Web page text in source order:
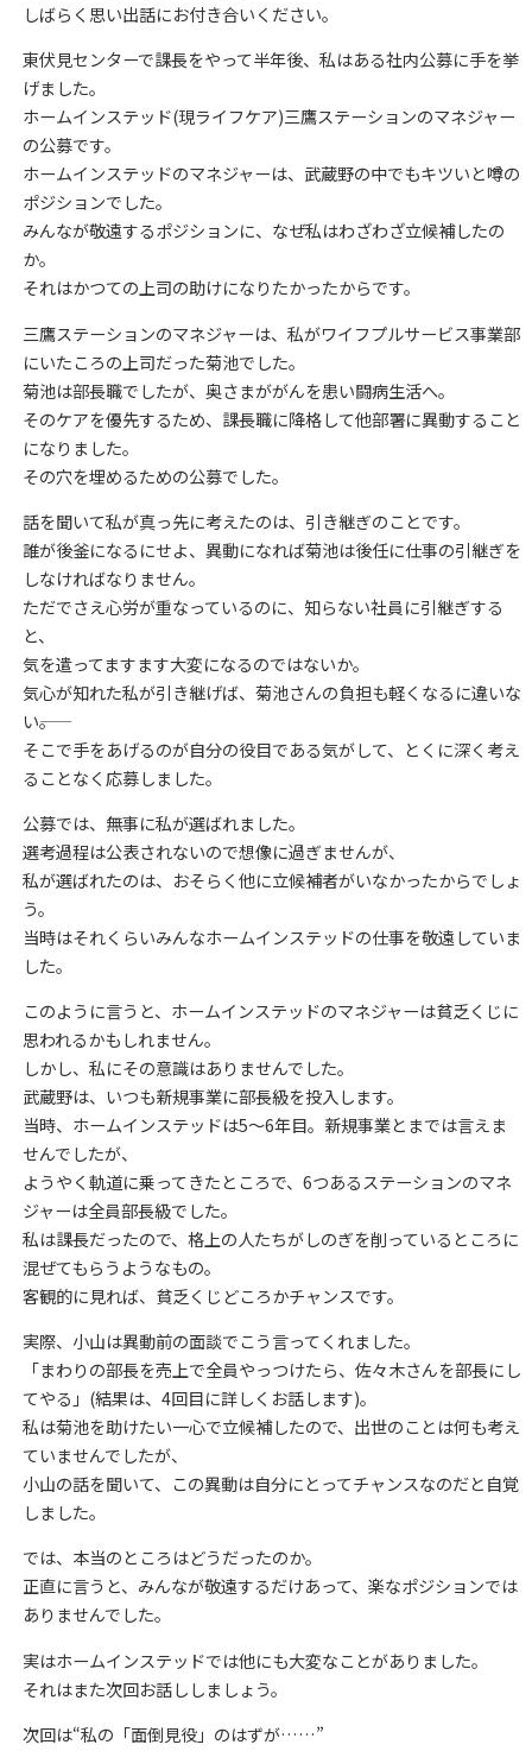
しばらく思い出話にお付き合いください。
東伏見センターで課長をやって半年後、私はある社内公募に手を挙
げました。
ホームインステッド(現ライフケア)三鷹ステーションのマネジャー
の公募です。
ホームインステッドのマネジャーは、武蔵野の中でもキツいと噂の
ポジションでした。
みんなが敬遠するポジションに、なぜ私はわざわざ立候補したの
か。
それはかつての上司の助けになりたかったからです。
三鷹ステーションのマネジャーは、私がワイフプルサービス事業部
にいたころの上司だった菊池でした。
菊池は部長職でしたが、奥さまががんを患い闘病生活へ。
そのケアを優先するため、課長職に降格して他部署に異動すること
になりました。
その穴を埋めるための公募でした。
話を聞いて私が真っ先に考えたのは、引き継ぎのことです。
誰が後釜になるにせよ、異動になれば菊池は後任に仕事の引継ぎを
しなければなりません。
ただでさえ心労が重なっているのに、知らない社員に引継ぎする
と、
気を遣ってますます大変になるのではないか。
気心が知れた私が引き継げば、菊池さんの負担も軽くなるに違いな
い――。
そこで手をあげるのが自分の役目である気がして、とくに深く考え
ることなく応募しました。
公募では、無事に私が選ばれました。
選考過程は公表されないので想像に過ぎませんが、
私が選ばれたのは、おそらく他に立候補者がいなかったからでしょ
う。
当時はそれくらいみんなホームインステッドの仕事を敬遠していま
した。
このように言うと、ホームインステッドのマネジャーは貧乏くじに
思われるかもしれません。
しかし、私にその意識はありませんでした。
武蔵野は、いつも新規事業に部長級を投入します。
当時、ホームインステッドは5～6年目。新規事業とまでは言えま
せんでしたが、
ようやく軌道に乗ってきたところで、6つあるステーションのマネ
ジャーは全員部長級でした。
私は課長だったので、格上の人たちがしのぎを削っているところに
混ぜてもらうようなもの。
客観的に見れば、貧乏くじどころかチャンスです。
実際、小山は異動前の面談でこう言ってくれました。
「まわりの部長を売上で全員やっつけたら、佐々木さんを部長にし
てやる」(結果は、4回目に詳しくお話します)。
私は菊池を助けたい一心で立候補したので、出世のことは何も考え
ていませんでしたが、
小山の話を聞いて、この異動は自分にとってチャンスなのだと自覚
しました。
では、本当のところはどうだったのか。
正直に言うと、みんなが敬遠するだけあって、楽なポジションでは
ありませんでした。
実はホームインステッドでは他にも大変なことがありました。
それはまた次回お話ししましょう。
次回は“私の「面倒見役」のはずが……”